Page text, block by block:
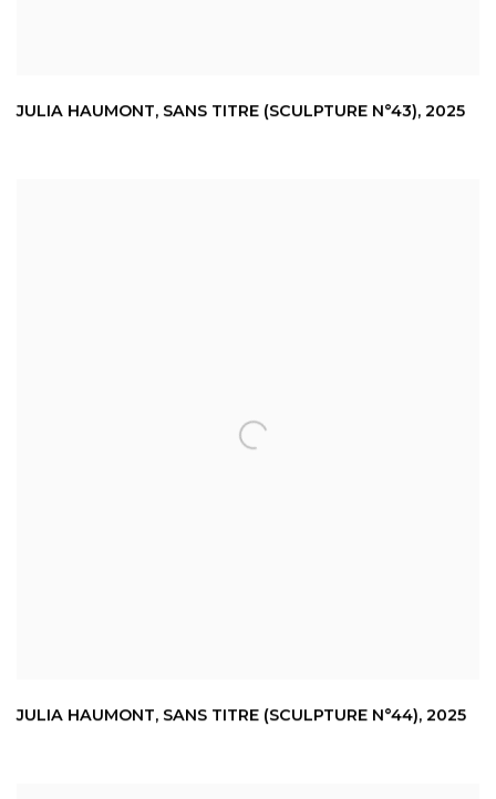
JULIA HAUMONT, SANS TITRE (SCULPTURE N°43), 2025
JULIA HAUMONT, SANS TITRE (SCULPTURE N°44), 2025